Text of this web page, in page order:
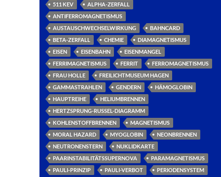
511 KEV
ALPHA-ZERFALL
ANTIFERROMAGNETISMUS
AUSTAUSCHWECHSELWIRKUNG
BAHNCARD
BETA-ZERFALL
CHEMIE
DIAMAGNETISMUS
EISEN
EISENBAHN
EISENMANGEL
FERRIMAGNETISMUS
FERRIT
FERROMAGNETISMUS
FRAU HOLLE
FREILICHTMUSEUM HAGEN
GAMMASTRAHLEN
GENDERN
HÄMOGLOBIN
HAUPTREIHE
HELIUMBRENNEN
HERTZSPRUNG-RUSSEL-DIAGRAMM
KOHLENSTOFFBRENNEN
MAGNETISMUS
MORAL HAZARD
MYOGLOBIN
NEONBRENNEN
NEUTRONENSTERN
NUKLIDKARTE
PAARINSTABILITÄTSSUPERNOVA
PARAMAGNETISMUS
PAULI-PRINZIP
PAULI-VERBOT
PERIODENSYSTEM